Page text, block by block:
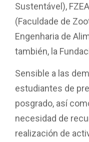
Sustentável),
(Faculdade de
Engenharia de
también, la
Sensible a las
estudiantes de
posgrado, así
necesidad de
realización de